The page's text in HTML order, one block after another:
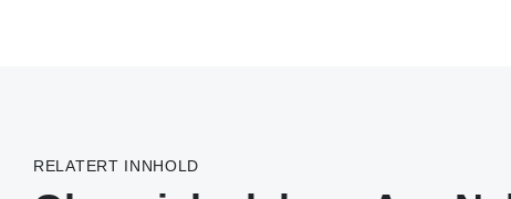
RELATERT INNHOLD